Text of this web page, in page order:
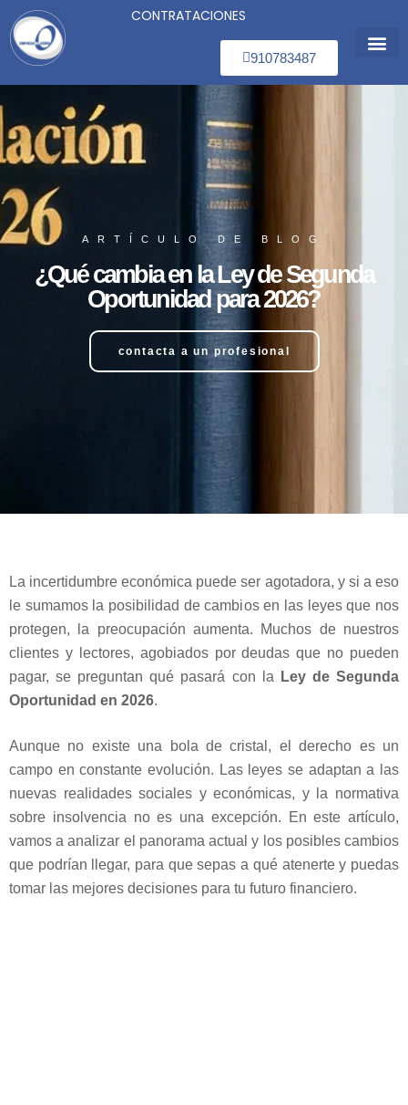
CONTRATACIONES
910783487
ARTÍCULO DE BLOG
¿Qué cambia en la Ley de Segunda
Oportunidad para 2026?
contacta a un profesional
La incertidumbre económica puede ser agotadora, y si a eso
le sumamos la posibilidad de cambios en las leyes que nos
protegen, la preocupación aumenta. Muchos de nuestros
clientes y lectores, agobiados por deudas que no pueden
pagar, se preguntan qué pasará con la
Ley de Segunda
Oportunidad en 2026.
Aunque no existe una bola de cristal, el derecho es un
campo en constante evolución. Las leyes se adaptan a las
nuevas realidades sociales y económicas, y la normativa
sobre insolvencia no es una excepción. En este artículo,
vamos a analizar el panorama actual y los posibles cambios
que podrían llegar, para que sepas a qué atenerte y puedas
tomar las mejores decisiones para tu futuro financiero.